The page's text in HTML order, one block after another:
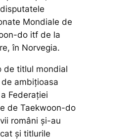
Mondiale de
do itf de la
în Norvegia.
de titlul mondial
ambițioasa
Federației
de Taekwoon-do
români și-au
și titlurile